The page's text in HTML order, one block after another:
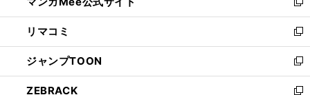
ド
ウ
で
開
く
ィ
ン
ド
ウ
で
開
く
い
ウ
ィ
ン
ド
ウ
で
新
し
い
ウ
ィ
ン
ド
リマコミ
新
し
い
ウ
ィ
ジャンプTOON
新
し
ZEBRACK